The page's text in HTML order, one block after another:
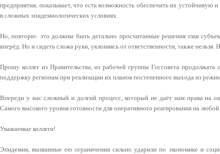
предприятия, показывает, что есть возможность обеспечить их устойчивую
в сложных эпидемиологических условиях.
Но, повторю: это должны быть детально просчитанные решения глав
вперёд. Но и сидеть сложа руки, уклоняясь от ответственности, также
Прошу коллег из Правительства, из рабочей группы Госсовета
поддержку регионам при реализации их планов постепенного выхода из
Впереди у нас сложный и долгий процесс, который не даёт нам права на
Самого высокого уровня готовности для оперативного реагирования на
Уважаемые коллеги!
Эпидемия, вызванные ею ограничения сильно ударили по экономике и